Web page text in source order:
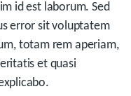
id est laborum. Sed
error sit voluptatem
totam rem aperiam,
et quasi